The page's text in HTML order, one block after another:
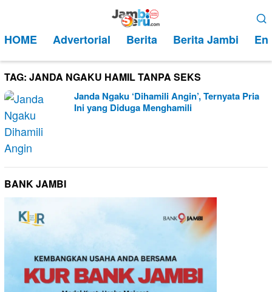
kontenMobile
HOME Advertorial Berita Berita Jambi
TAG: JANDA NGAKU HAMIL TANPA SEKS
Janda Ngaku ‘Dihamili Angin’, Ternyata Pria
Ini yang Diduga Menghamili
BANK JAMBI